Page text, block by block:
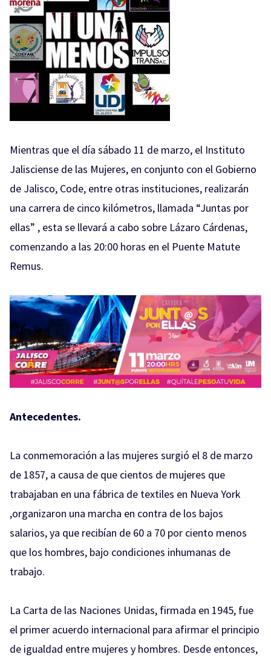
Mientras que el día sábado 11 de marzo, el Instituto
Jalisciense de las Mujeres, en conjunto con el Gobierno
de Jalisco, Code, entre otras instituciones, realizarán
una carrera de cinco kilómetros, llamada “Juntas por
ellas” , esta se llevará a cabo sobre Lázaro Cárdenas,
comenzando a las 20:00 horas en el Puente Matute
Remus.
Antecedentes.
La conmemoración a las mujeres surgió el 8 de marzo
de 1857, a causa de que cientos de mujeres que
trabajaban en una fábrica de textiles en Nueva York
,organizaron una marcha en contra de los bajos
salarios, ya que recibían de 60 a 70 por ciento menos
que los hombres, bajo condiciones inhumanas de
trabajo.
La Carta de las Naciones Unidas, firmada en 1945, fue
el primer acuerdo internacional para afirmar el principio
de igualdad entre mujeres y hombres. Desde entonces,